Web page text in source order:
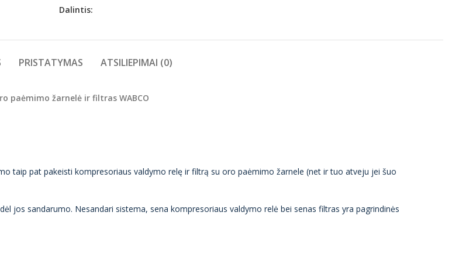
Dalintis:
PRISTATYMAS ATSILIEPIMAI (0)
paėmimo žarnelė ir filtras WABCO
taip pat pakeisti kompresoriaus valdymo relę ir filtrą su oro paėmimo žarnele (net ir tuo atveju jei šuo
jos sandarumo. Nesandari sistema, sena kompresoriaus valdymo relė bei senas filtras yra pagrindinės